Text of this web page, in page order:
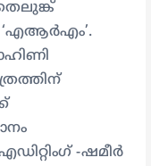
‘എആര്‍എം’.
-ഷമീർ